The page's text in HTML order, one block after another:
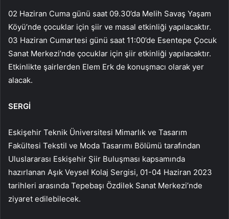
02 Haziran Cuma günü saat 09.30’da Melih Savaş Yaşam
Köyü’nde çocuklar için şiir ve masal etkinliği yapılacaktır.
03 Haziran Cumartesi günü saat 11:00’de Esentepe Çocuk
Sanat Merkezi’nde çocuklar için şiir etkinliği yapılacaktır.
Etkinlikte şairlerden Elem Erk de konuşmacı olarak yer
alacak.
SERGİ
Eskişehir Teknik Üniversitesi Mimarlık ve Tasarım
Fakültesi Tekstil ve Moda Tasarımı Bölümü tarafından
Uluslararası Eskişehir Şiir Buluşması kapsamında
hazırlanan Aşık Veysel Kolaj Sergisi, 01-04 Haziran 2023
tarihleri ​​arasında Tepebaşı Özdilek Sanat Merkezi’nde
ziyaret edilebilecek.